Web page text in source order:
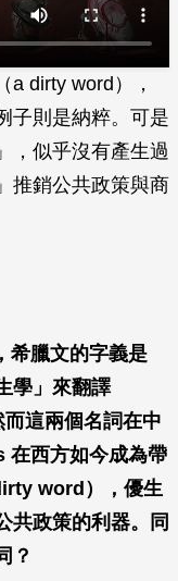
a dirty word），
子則是納粹。可是
，似乎沒有產生過
推銷公共政策與商
希臘文的字義是
學」來翻譯
這兩個名詞在中
在西方如今成為帶
word），優生
共政策的利器。同
？